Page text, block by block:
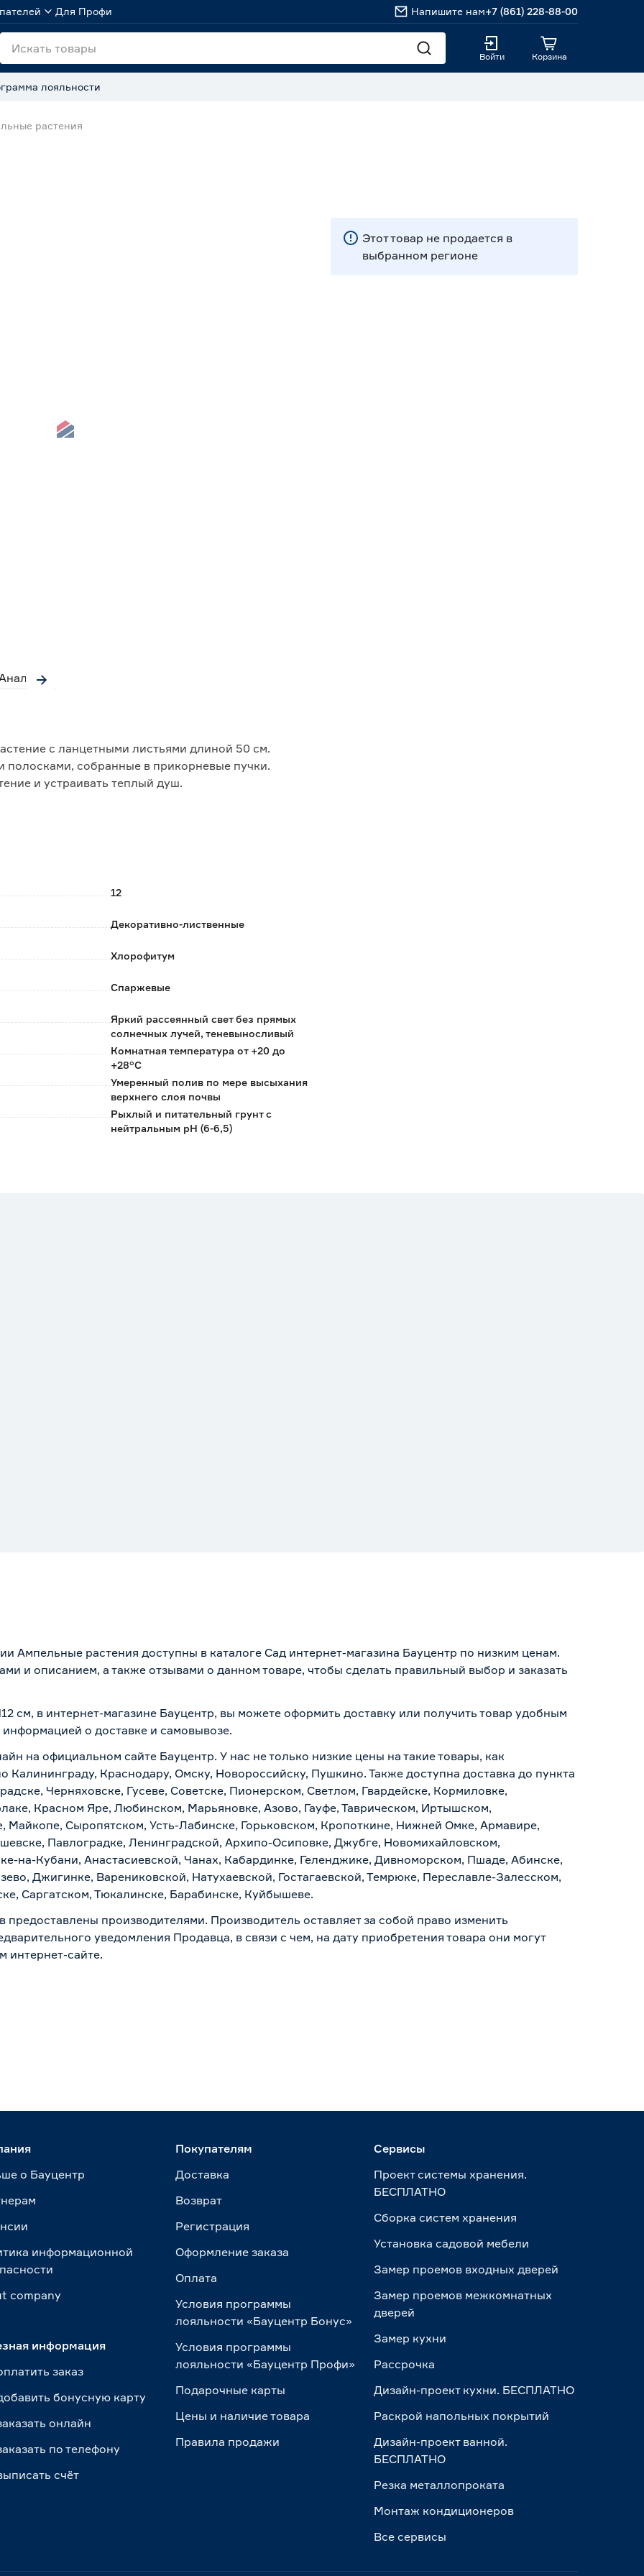
Для Профи Напишите нам+7 (861) 228-88-00
Войти Корзина
лояльности
растения
с ланцетными листьями длиной 50 см.
собранные в прикорневые пучки.
и устраивать теплый душ.
12
Декоративно-лиственные
Хлорофитум
Спаржевые
Яркий рассеянный свет без прямых
солнечных лучей, теневыносливый
Комнатная температура от +20 до
+28°C
Умеренный полив по мере высыхания
верхнего слоя почвы
Рыхлый и питательный грунт с
нейтральным pH (6-6,5)
Этот товар не продается в
выбранном регионе
Ампельные растения доступны в каталоге Сад интернет-магазина Бауцентр по низким ценам.
и описанием, а также отзывами о данном товаре, чтобы сделать правильный выбор и заказать
см, в интернет-магазине Бауцентр, вы можете оформить доставку или получить товар удобным
информацией о доставке и самовывозе.
на официальном сайте Бауцентр. У нас не только низкие цены на такие товары, как
Калининграду, Краснодару, Омску, Новороссийску, Пушкино. Также доступна доставка до пункта
Черняховске, Гусеве, Советске, Пионерском, Светлом, Гвардейске, Кормиловке,
Красном Яре, Любинском, Марьяновке, Азово, Гауфе, Таврическом, Иртышском,
Майкопе, Сыропятском, Усть-Лабинске, Горьковском, Кропоткине, Нижней Омке, Армавире,
Павлоградке, Ленинградской, Архипо-Осиповке, Джубге, Новомихайловском,
на-Кубани, Анастасиевской, Чанах, Кабардинке, Геленджике, Дивноморском, Пшаде, Абинске,
Джигинке, Варениковской, Натухаевской, Гостагаевской, Темрюке, Переславле-Залесском,
Саргатском, Тюкалинске, Барабинске, Куйбышеве.
производителями. Производитель оставляет за собой право изменить
уведомления Продавца, в связи с чем, на дату приобретения товара они могут
интернет-сайте.
о Бауцентр
информационной
сompany
информация
заказ
бонусную карту
онлайн
по телефону
счёт
Покупателям
Доставка
Возврат
Регистрация
Оформление заказа
Оплата
Условия программы
лояльности «Бауцентр Бонус»
Условия программы
лояльности «Бауцентр Профи»
Подарочные карты
Цены и наличие товара
Правила продажи
Сервисы
Проект системы хранения.
БЕСПЛАТНО
Сборка систем хранения
Установка садовой мебели
Замер проемов входных дверей
Замер проемов межкомнатных
дверей
Замер кухни
Рассрочка
Дизайн-проект кухни. БЕСПЛАТНО
Раскрой напольных покрытий
Дизайн-проект ванной.
БЕСПЛАТНО
Резка металлопроката
Монтаж кондиционеров
Все сервисы